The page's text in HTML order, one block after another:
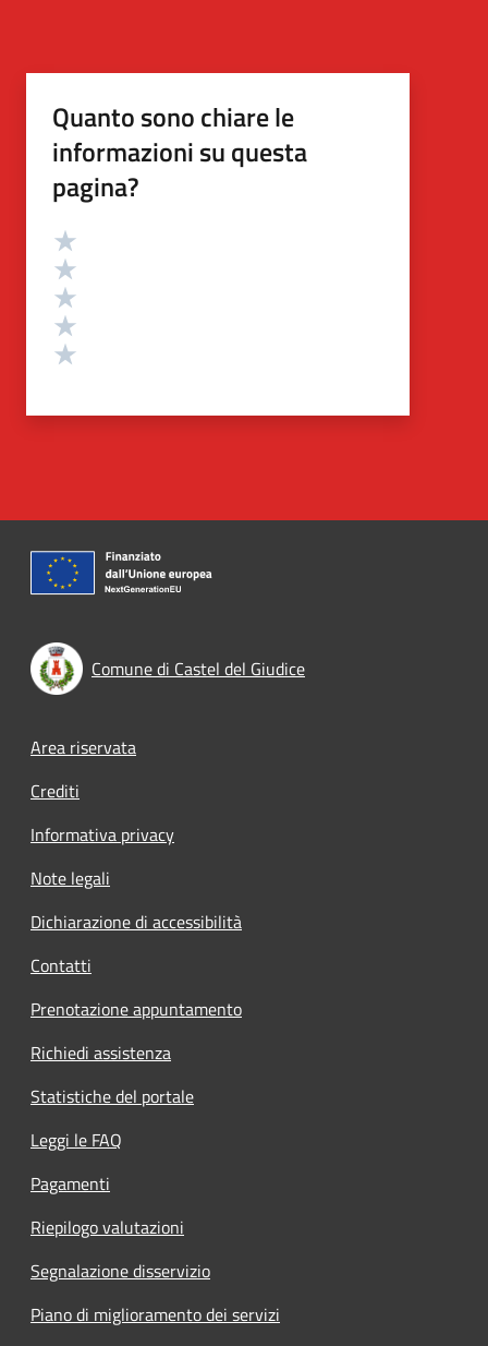
Quanto sono chiare le
informazioni su questa
pagina?
Valutazione
Comune di Castel del Giudice
Footer menu
Area riservata
Crediti
Informativa privacy
Note legali
Dichiarazione di accessibilità
Contatti
Prenotazione appuntamento
Richiedi assistenza
Statistiche del portale
Leggi le FAQ
Pagamenti
Riepilogo valutazioni
Segnalazione disservizio
Piano di miglioramento dei servizi